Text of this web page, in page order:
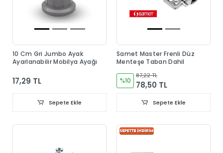
10 Cm Gri Jumbo Ayak
Ayarlanabilir Mobilya Ayağı
17,29 TL
Sepete Ekle
Samet Master Frenli Düz
Menteşe Taban Dahil
%10
87,22 TL
78,50 TL
Sepete Ekle